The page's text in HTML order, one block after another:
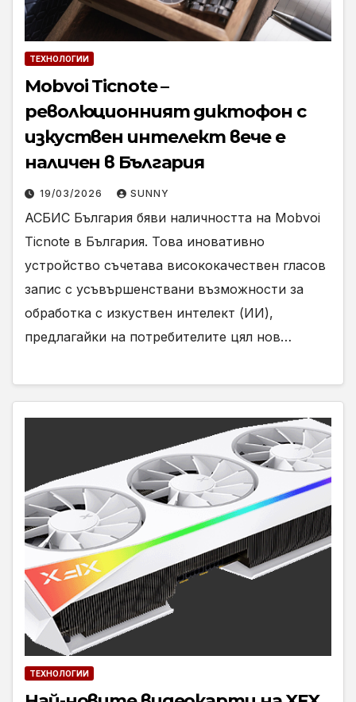
ТЕХНОЛОГИИ
Mobvoi Ticnote –
революционният диктофон с
изкуствен интелект вече е
наличен в България
19/03/2026 SUNNY
АСБИС България бяви наличността на Mobvoi
Ticnote в България. Това иновативно
устройство съчетава висококачествен гласов
запис с усъвършенствани възможности за
обработка с изкуствен интелект (ИИ),
предлагайки на потребителите цял нов…
ТЕХНОЛОГИИ